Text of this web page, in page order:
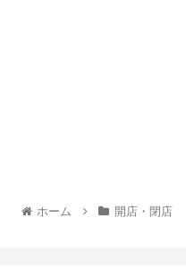
ホーム 開店・閉店